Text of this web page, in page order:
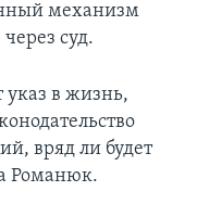
механизм
суд.
указ в жизнь,
вряд ли будет
Романюк.